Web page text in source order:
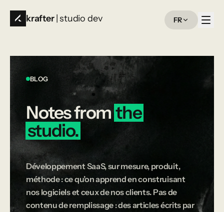
krafter | studio dev FR
BLOG
Notesfrom the
studio.
Développement SaaS, sur mesure, produit,
méthode : ce qu’on apprend en construisant
nos logiciels et ceux de nos clients. Pas de
contenu de remplissage : des articles écrits par